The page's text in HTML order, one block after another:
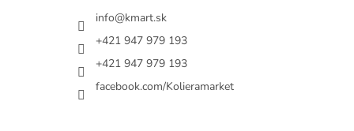
info@kmart.sk
+421 947 979 193
+421 947 979 193
facebook.com/Kolieramarket